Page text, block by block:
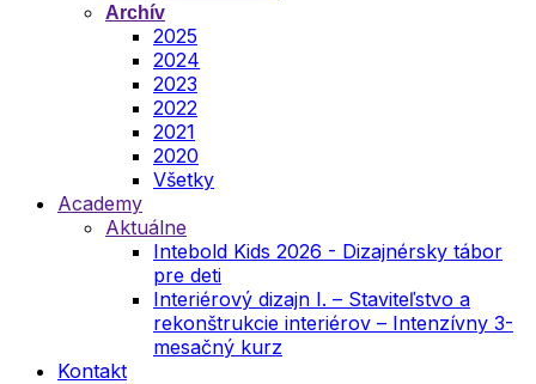
Archív
2025
2024
2023
2022
2021
2020
Všetky
Academy
Aktuálne
Intebold Kids 2026 - Dizajnérsky tábor
pre deti
Interiérový dizajn I. – Staviteľstvo a
rekonštrukcie interiérov – Intenzívny 3-
mesačný kurz
Kontakt